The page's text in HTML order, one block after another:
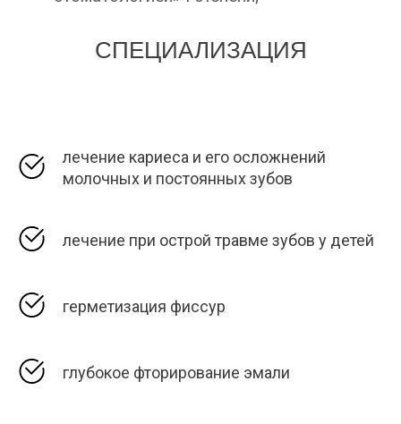
СПЕЦИАЛИЗАЦИЯ
лечение кариеса и его осложнений
молочных и постоянных зубов
лечение при острой травме зубов у детей
герметизация фиссур
глубокое фторирование эмали